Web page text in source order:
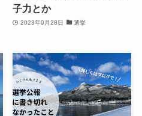
子力とか
2023年9月28日 選挙